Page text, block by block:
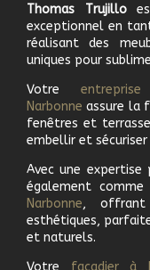
Thomas Trujillo
exceptionnel en
réalisant des
uniques pour
Votree
Narbonne assure la
fenêtres et
embellir et
Avec une expertise
également comme
Narbonne, offrant
esthétiques,
et naturels.
Votre façadier à